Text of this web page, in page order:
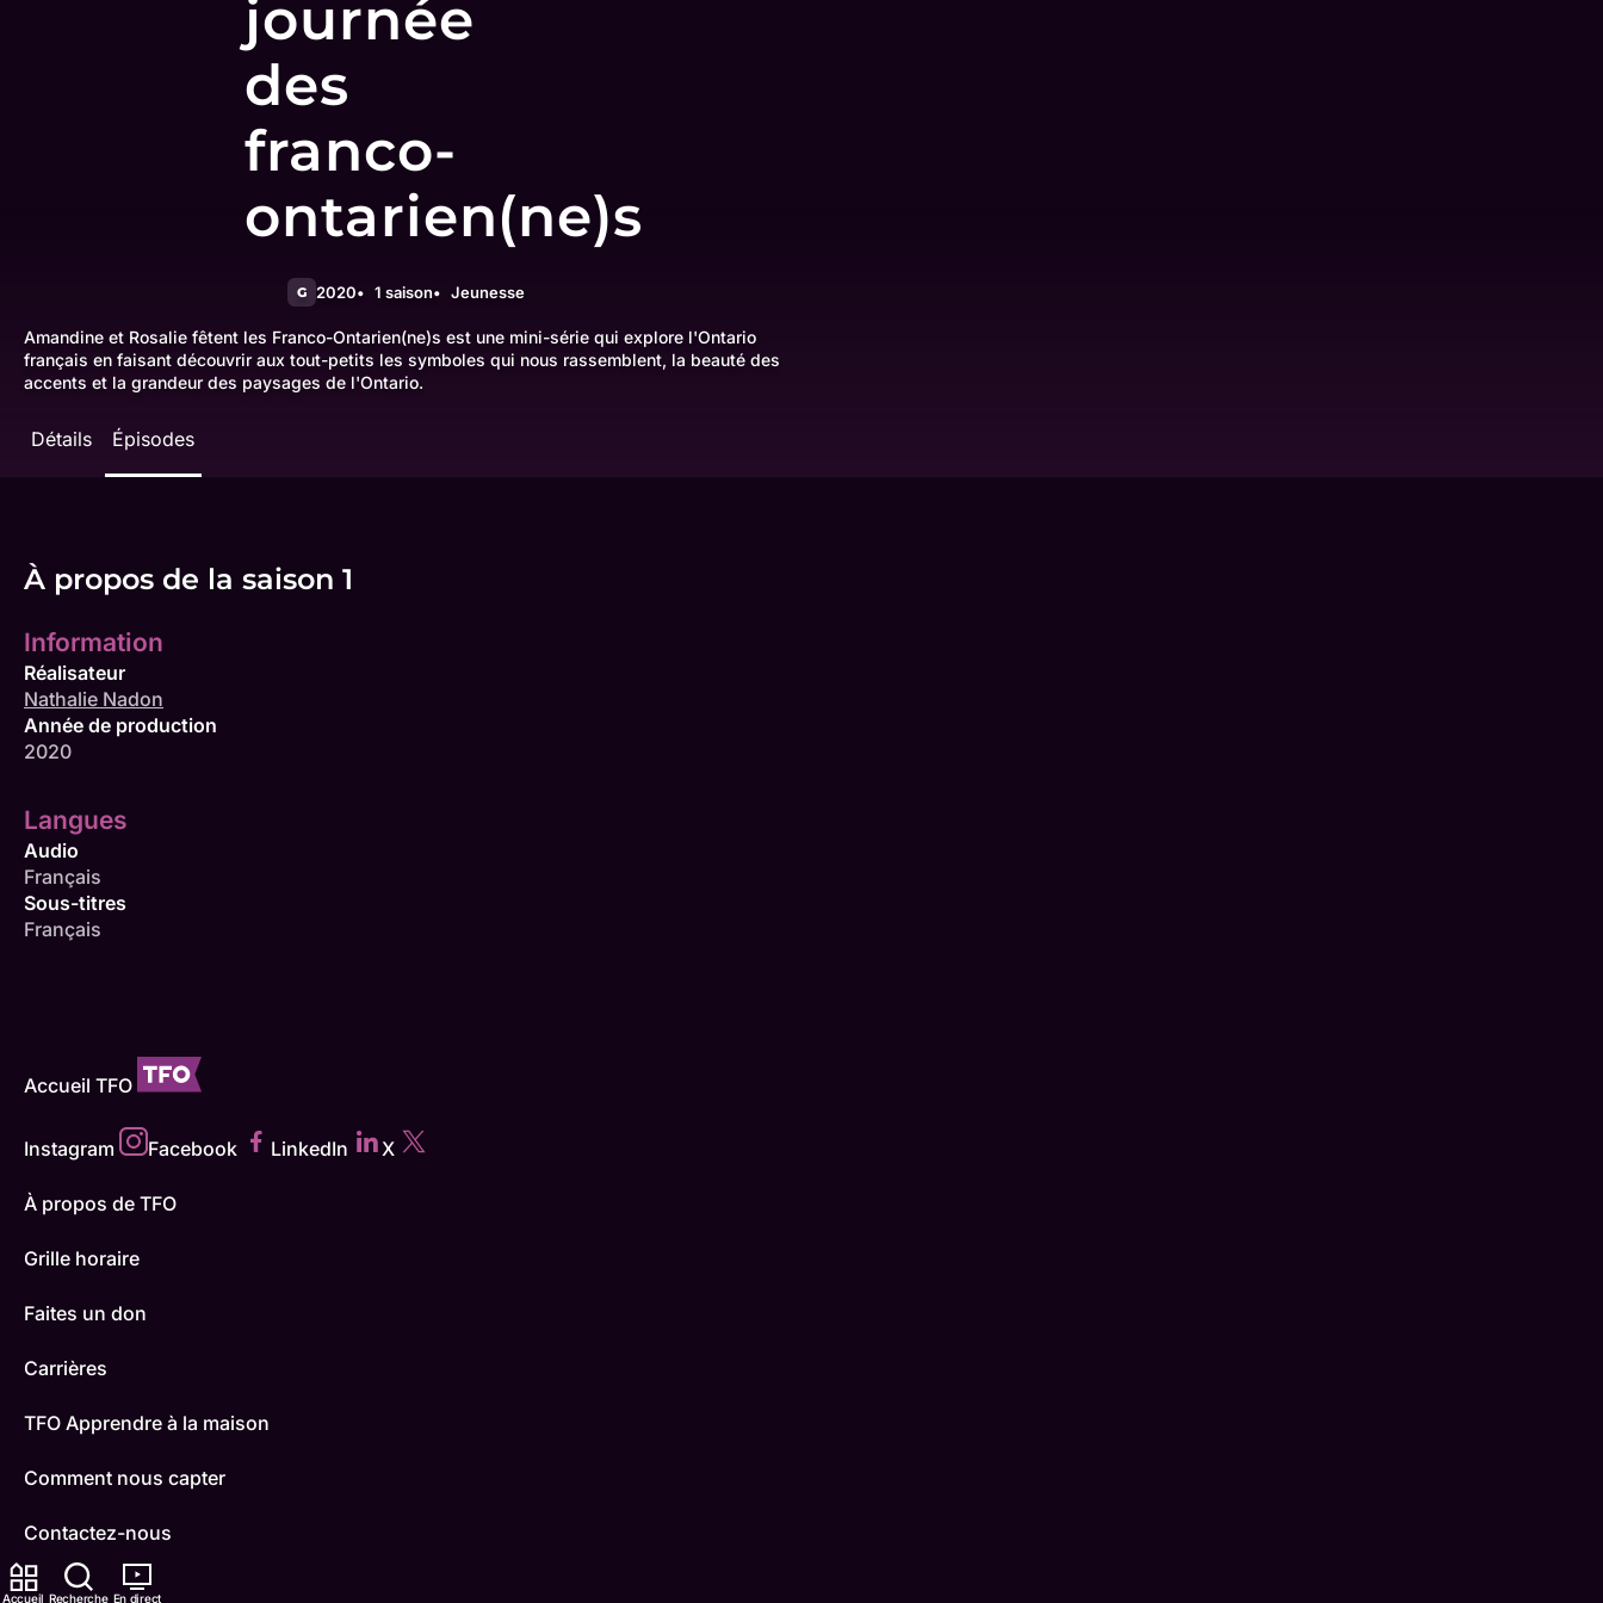
Accueil Recherche En direct
journée
des
franco-
ontarien(ne)s
G 2020 1 saison Jeunesse
Amandine et Rosalie fêtent les Franco-Ontarien(ne)s est une mini-série qui explore l'Ontario
français en faisant découvrir aux tout-petits les symboles qui nous rassemblent, la beauté des
accents et la grandeur des paysages de l'Ontario.
Détails Épisodes
À propos de la saison 1
Information
Réalisateur
Nathalie Nadon
Année de production
2020
Langues
Audio
Français
Sous-titres
Français
Accueil TFO
Instagram Facebook LinkedIn X
À propos de TFO
Grille horaire
Faites un don
Carrières
TFO Apprendre à la maison
Comment nous capter
Contactez-nous
ONFR